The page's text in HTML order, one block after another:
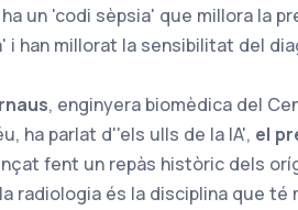
un 'codi sèpsia' que millora la
han millorat la sensibilitat del
, enginyera biomèdica del
ha parlat d''els ulls de la IA', el
fent un repàs històric dels
radiologia és la disciplina que